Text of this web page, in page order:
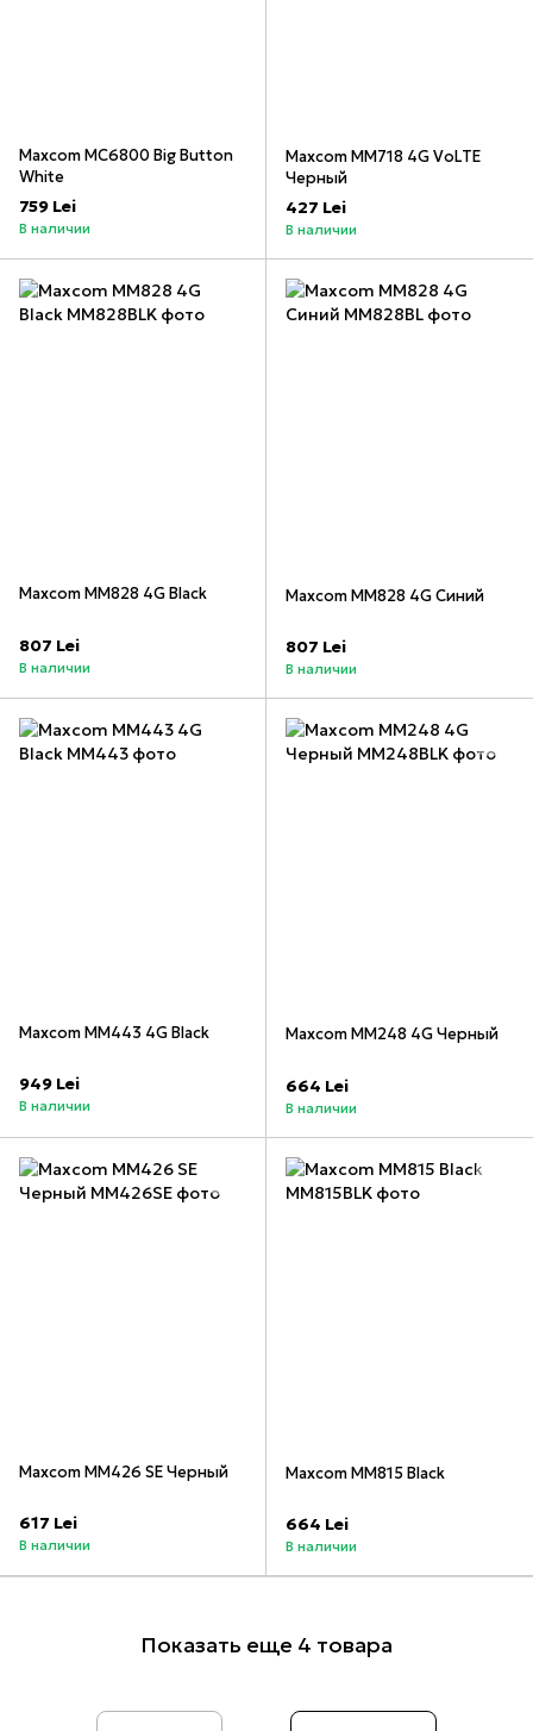
Maxcom MC6800 Big Button
White
759 Lei
В наличии
Maxcom MM718 4G VoLTE
Черный
427 Lei
В наличии
Maxcom MM828 4G Black
807 Lei
В наличии
Maxcom MM828 4G Синий
807 Lei
В наличии
Maxcom MM443 4G Black
949 Lei
В наличии
Maxcom MM248 4G Черный
664 Lei
В наличии
Maxcom MM426 SE Черный
617 Lei
В наличии
Maxcom MM815 Black
664 Lei
В наличии
Показать еще 4 товара